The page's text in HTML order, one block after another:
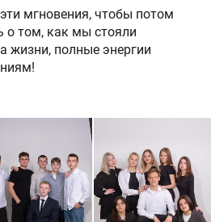
мгновения, чтобы потом
о том, как мы стояли
жизни, полные энергии